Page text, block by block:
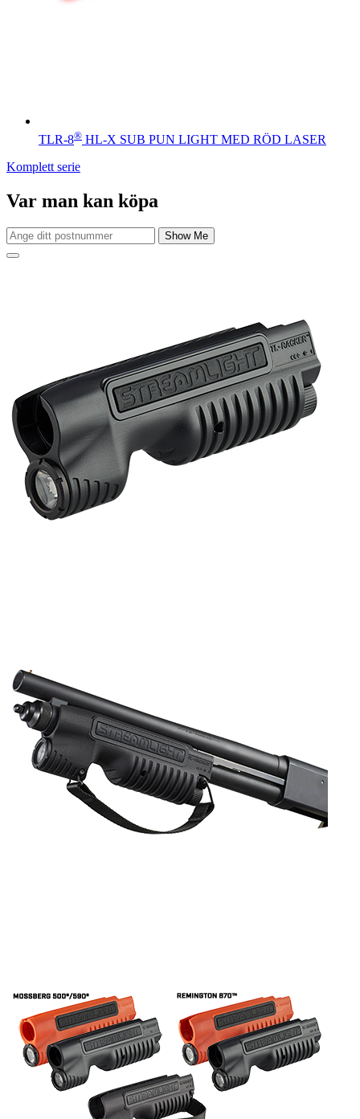
TLR-8® HL-X SUB PUN LIGHT MED RÖD LASER
Komplett serie
Var man kan köpa
Show Me